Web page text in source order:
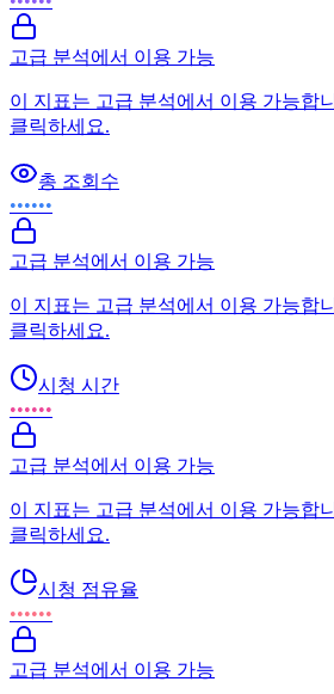
고급 분석에서 이용 가능
이 지표는 고급 분석에서 이용 가능합
클릭하세요.
총 조회수
••••••
고급 분석에서 이용 가능
이 지표는 고급 분석에서 이용 가능합
클릭하세요.
시청 시간
••••••
고급 분석에서 이용 가능
이 지표는 고급 분석에서 이용 가능합
클릭하세요.
시청 점유율
••••••
고급 분석에서 이용 가능